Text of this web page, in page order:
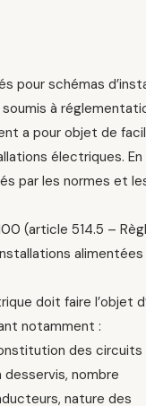
pour schémas
à
a pour objet de
électriques.
par les normes et
(article 514.5 –
doit faire l’objet
notamment :
des circuits
nombre
nature des